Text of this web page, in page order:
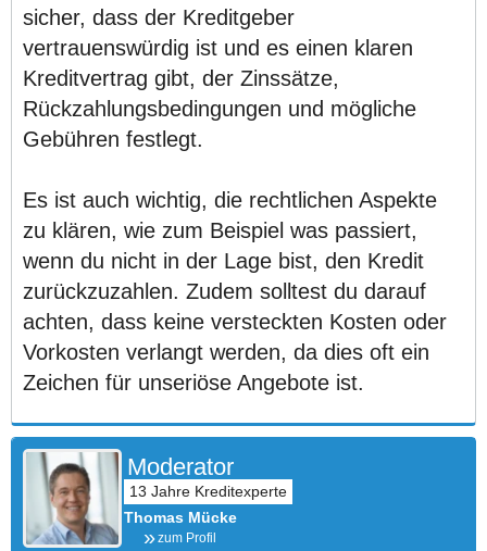
sicher, dass der Kreditgeber
vertrauenswürdig ist und es einen klaren
Kreditvertrag gibt, der Zinssätze,
Rückzahlungsbedingungen und mögliche
Gebühren festlegt.
Es ist auch wichtig, die rechtlichen Aspekte
zu klären, wie zum Beispiel was passiert,
wenn du nicht in der Lage bist, den Kredit
zurückzuzahlen. Zudem solltest du darauf
achten, dass keine versteckten Kosten oder
Vorkosten verlangt werden, da dies oft ein
Zeichen für unseriöse Angebote ist.
Moderator
Thomas Mücke
zum Profil